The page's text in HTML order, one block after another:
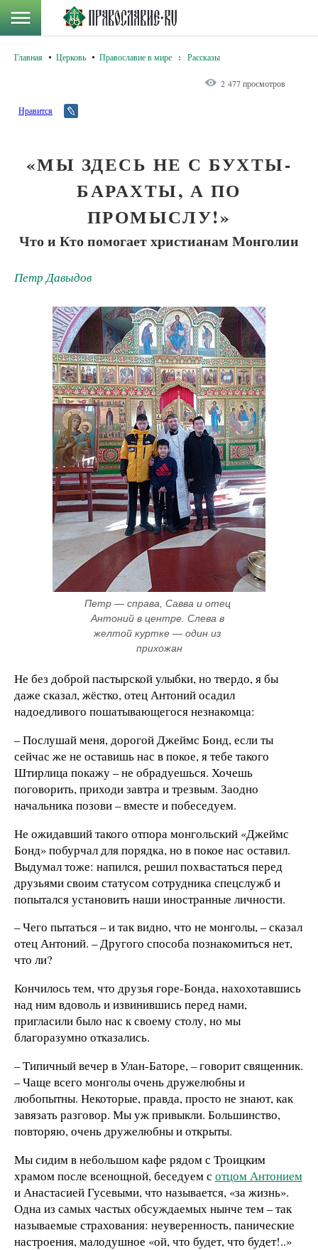
Главная Церковь Православие в мире : Рассказы
2 477 просмотров
Нравится
«МЫ ЗДЕСЬ НЕ С БУХТЫ-
БАРАХТЫ, А ПО
ПРОМЫСЛУ!»
Что и Кто помогает христианам Монголии
Петр Давыдов
Петр — справа, Савва и отец
Антоний в центре. Слева в
желтой куртке — один из
прихожан
Не без доброй пастырской улыбки, но твердо, я бы
даже сказал, жёстко, отец Антоний осадил
надоедливого пошатывающегося незнакомца:
– Послушай меня, дорогой Джеймс Бонд, если ты
сейчас же не оставишь нас в покое, я тебе такого
Штирлица покажу – не обрадуешься. Хочешь
поговорить, приходи завтра и трезвым. Заодно
начальника позови – вместе и побеседуем.
Не ожидавший такого отпора монгольский «Джеймс
Бонд» побурчал для порядка, но в покое нас оставил.
Выдумал тоже: напился, решил похвастаться перед
друзьями своим статусом сотрудника спецслужб и
попытался установить наши иностранные личности.
– Чего пытаться – и так видно, что не монголы, – сказал
отец Антоний. – Другого способа познакомиться нет,
что ли?
Кончилось тем, что друзья горе-Бонда, нахохотавшись
над ним вдоволь и извинившись перед нами,
пригласили было нас к своему столу, но мы
благоразумно отказались.
– Типичный вечер в Улан-Баторе, – говорит священник.
– Чаще всего монголы очень дружелюбны и
любопытны. Некоторые, правда, просто не знают, как
завязать разговор. Мы уж привыкли. Большинство,
повторяю, очень дружелюбны и открыты.
Мы сидим в небольшом кафе рядом с Троицким
храмом после всенощной, беседуем с отцом Антонием
и Анастасией Гусевыми, что называется, «за жизнь».
Одна из самых частых обсуждаемых нынче тем – так
называемые страхования: неуверенность, панические
настроения, малодушное «ой, что будет, что будет!..»